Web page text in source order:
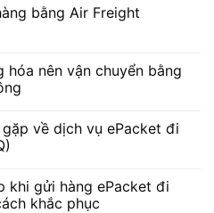
bằng Air Freight
hóa nên vận chuyển bằng
về dịch vụ ePacket đi
khi gửi hàng ePacket đi
khắc phục